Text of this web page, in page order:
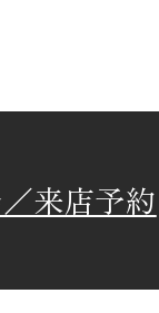
来店予約